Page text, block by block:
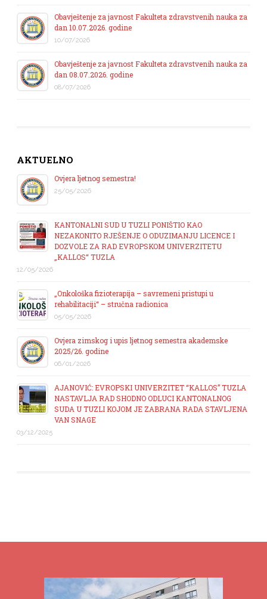
Obavještenje za javnost Fakulteta zdravstvenih nauka za
dan 10.07.2026. godine
10/07/2026
Obavještenje za javnost Fakulteta zdravstvenih nauka za
dan 08.07.2026. godine
08/07/2026
AKTUELNO
Ovjera ljetnog semestra!
25/05/2026
KANTONALNI SUD U TUZLI PONIŠTIO KAO
NEZAKONITO RJEŠENJE O ODUZIMANJU LICENCE I
DOZVOLE ZA RAD EVROPSKOM UNIVERZITETU
„KALLOS“ TUZLA
12/05/2026
„Onkološka fizioterapija – savremeni pristupi u
rehabilitaciji“ – stručna radionica
05/05/2026
Ovjera zimskog i upis ljetnog semestra akademske
2025/26. godine
06/01/2026
AJANOVIĆ: EVROPSKI UNIVERZITET “KALLOS” TUZLA
NASTAVLJA RAD SHODNO ODLUCI KANTONALNOG
SUDA U TUZLI KOJOM JE ZABRANA RADA STAVLJENA
VAN SNAGE
03/12/2025